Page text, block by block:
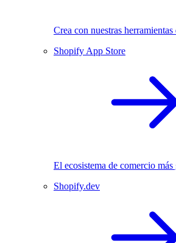
Crea con nuestras herramientas
Shopify App Store
El ecosistema de comercio más
Shopify.dev